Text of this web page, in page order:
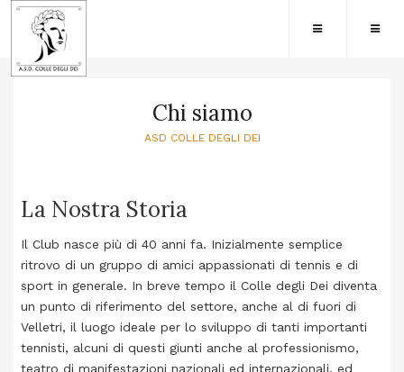
Chi siamo
ASD COLLE DEGLI DEI
La Nostra Storia
Il Club nasce più di 40 anni fa. Inizialmente semplice
ritrovo di un gruppo di amici appassionati di tennis e di
sport in generale. In breve tempo il Colle degli Dei diventa
un punto di riferimento del settore, anche al di fuori di
Velletri, il luogo ideale per lo sviluppo di tanti importanti
tennisti, alcuni di questi giunti anche al professionismo,
teatro di manifestazioni nazionali ed internazionali, ed